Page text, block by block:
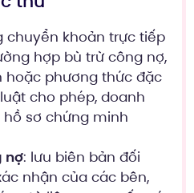
chuyển khoản trực tiếp
hợp bù trừ công nợ,
phương thức đặc
cho phép, doanh
sơ chứng minh
nợ: lưu biên bản đối
nhận của các bên,